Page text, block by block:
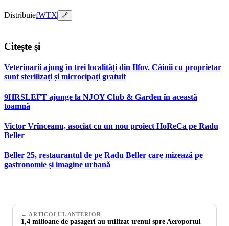
DistribuiefWTX 🔗
Citește și
Veterinarii ajung în trei localități din Ilfov. Câinii cu proprietar
sunt sterilizați și microcipați gratuit
9HRSLEFT ajunge la NJOY Club & Garden în această
toamnă
Victor Vrînceanu, asociat cu un nou proiect HoReCa pe Radu
Beller
Beller 25, restaurantul de pe Radu Beller care mizează pe
gastronomie și imagine urbană
← ARTICOLUL ANTERIOR
1,4 milioane de pasageri au utilizat trenul spre Aeroportul